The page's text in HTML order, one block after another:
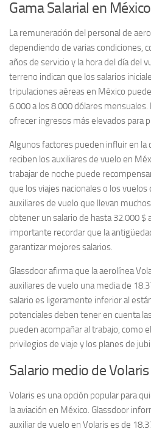
Gama Salarial en México
La remuneración del personal de
dependiendo de varias condiciones,
años de servicio y la hora del día del
terreno indican que los salarios
tripulaciones aéreas en México
6.000 a los 8.000 dólares
ofrecer ingresos más elevados para
Algunos factores pueden influir en la
reciben los auxiliares de vuelo en
trabajar de noche puede
que los viajes nacionales o los
auxiliares de vuelo que llevan
obtener un salario de hasta 32.000 $
importante recordar que la
garantizar mejores salarios.
Glassdoor afirma que la aerolínea
auxiliares de vuelo una media de
salario es ligeramente inferior al
potenciales deben tener en cuenta
pueden acompañar al trabajo, como
privilegios de viaje y los planes de
Salario medio de Volaris
Volaris es una opción popular para
la aviación en México. Glassdoor
auxiliar de vuelo en Volaris es de